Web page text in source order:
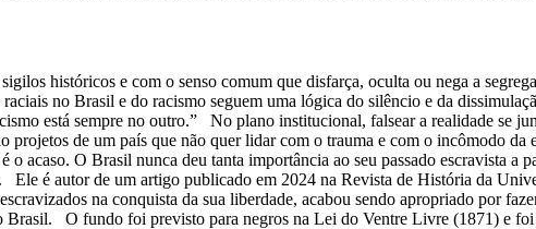
históricos e com o senso comum que disfarça, oculta ou nega a
no Brasil e do racismo seguem uma lógica do silêncio e da
está sempre no outro.” No plano institucional, falsear a realidade se
de um país que não quer lidar com o trauma e com o incômodo da
O Brasil nunca deu tanta importância ao seu passado escravista a
é autor de um artigo publicado em 2024 na Revista de História da
na conquista da sua liberdade, acabou sendo apropriado por
Brasil. O fundo foi previsto para negros na Lei do Ventre Livre (1871) e